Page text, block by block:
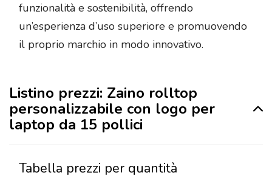
funzionalità e sostenibilità, offrendo
un’esperienza d’uso superiore e promuovendo
il proprio marchio in modo innovativo.
Listino prezzi: Zaino rolltop
personalizzabile con logo per
laptop da 15 pollici
Tabella prezzi per quantità